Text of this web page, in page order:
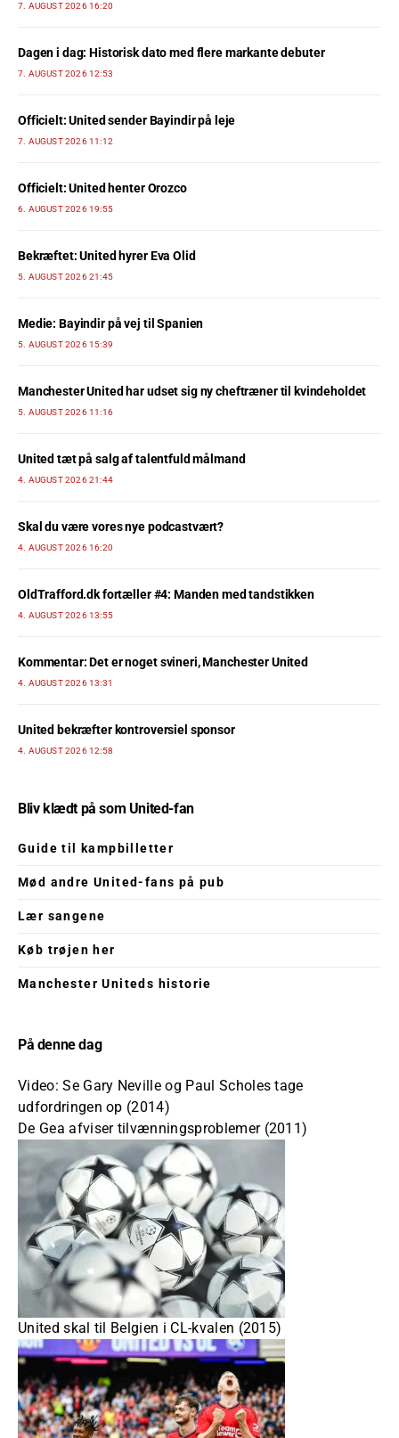
7. AUGUST 2026 16:20
Dagen i dag: Historisk dato med flere markante debuter
7. AUGUST 2026 12:53
Officielt: United sender Bayindir på leje
7. AUGUST 2026 11:12
Officielt: United henter Orozco
6. AUGUST 2026 19:55
Bekræftet: United hyrer Eva Olid
5. AUGUST 2026 21:45
Medie: Bayindir på vej til Spanien
5. AUGUST 2026 15:39
Manchester United har udset sig ny cheftræner til kvindeholdet
5. AUGUST 2026 11:16
United tæt på salg af talentfuld målmand
4. AUGUST 2026 21:44
Skal du være vores nye podcastvært?
4. AUGUST 2026 16:20
OldTrafford.dk fortæller #4: Manden med tandstikken
4. AUGUST 2026 13:55
Kommentar: Det er noget svineri, Manchester United
4. AUGUST 2026 13:31
United bekræfter kontroversiel sponsor
4. AUGUST 2026 12:58
Bliv klædt på som United-fan
Guide til kampbilletter
Mød andre United-fans på pub
Lær sangene
Køb trøjen her
Manchester Uniteds historie
På denne dag
Video: Se Gary Neville og Paul Scholes tage
udfordringen op (2014)
De Gea afviser tilvænningsproblemer (2011)
United skal til Belgien i CL-kvalen (2015)